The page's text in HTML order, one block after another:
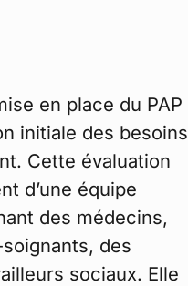
en place du PAP
initiale des besoins
Cette évaluation
d’une équipe
des médecins,
des
sociaux. Elle